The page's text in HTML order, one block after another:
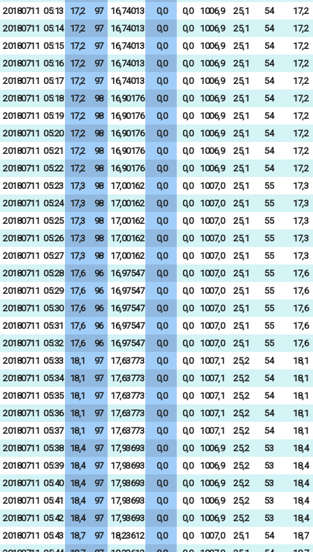
20180711 05:13 17,2 97 16,74013 0,0 0,0 1006,9 25,1 54
17,2
20180711 05:14 17,2 97 16,74013 0,0 0,0 1006,9 25,1 54
17,2
20180711 05:15 17,2 97 16,74013 0,0 0,0 1006,9 25,1 54
17,2
20180711 05:16 17,2 97 16,74013 0,0 0,0 1006,9 25,1 54
17,2
20180711 05:17 17,2 97 16,74013 0,0 0,0 1006,9 25,1 54
17,2
20180711 05:18 17,2 98 16,90176 0,0 0,0 1006,9 25,1 54
17,2
20180711 05:19 17,2 98 16,90176 0,0 0,0 1006,9 25,1 54
17,2
20180711 05:20 17,2 98 16,90176 0,0 0,0 1006,9 25,1 54
17,2
20180711 05:21 17,2 98 16,90176 0,0 0,0 1006,9 25,1 54
17,2
20180711 05:22 17,2 98 16,90176 0,0 0,0 1006,9 25,1 54
17,2
20180711 05:23 17,3 98 17,00162 0,0 0,0 1007,0 25,1 55
17,3
20180711 05:24 17,3 98 17,00162 0,0 0,0 1007,0 25,1 55
17,3
20180711 05:25 17,3 98 17,00162 0,0 0,0 1007,0 25,1 55
17,3
20180711 05:26 17,3 98 17,00162 0,0 0,0 1007,0 25,1 55
17,3
20180711 05:27 17,3 98 17,00162 0,0 0,0 1007,0 25,1 55
17,3
20180711 05:28 17,6 96 16,97547 0,0 0,0 1007,0 25,1 55
17,6
20180711 05:29 17,6 96 16,97547 0,0 0,0 1007,0 25,1 55
17,6
20180711 05:30 17,6 96 16,97547 0,0 0,0 1007,0 25,1 55
17,6
20180711 05:31 17,6 96 16,97547 0,0 0,0 1007,0 25,1 55
17,6
20180711 05:32 17,6 96 16,97547 0,0 0,0 1007,0 25,1 55
17,6
20180711 05:33 18,1 97 17,63773 0,0 0,0 1007,1 25,2 54
18,1
20180711 05:34 18,1 97 17,63773 0,0 0,0 1007,1 25,2 54
18,1
20180711 05:35 18,1 97 17,63773 0,0 0,0 1007,1 25,2 54
18,1
20180711 05:36 18,1 97 17,63773 0,0 0,0 1007,1 25,2 54
18,1
20180711 05:37 18,1 97 17,63773 0,0 0,0 1007,1 25,2 54
18,1
20180711 05:38 18,4 97 17,93693 0,0 0,0 1006,9 25,2 53
18,4
20180711 05:39 18,4 97 17,93693 0,0 0,0 1006,9 25,2 53
18,4
20180711 05:40 18,4 97 17,93693 0,0 0,0 1006,9 25,2 53
18,4
20180711 05:41 18,4 97 17,93693 0,0 0,0 1006,9 25,2 53
18,4
20180711 05:42 18,4 97 17,93693 0,0 0,0 1006,9 25,2 53
18,4
20180711 05:43 18,7 97 18,23612 0,0 0,0 1007,0 25,1 54
18,7